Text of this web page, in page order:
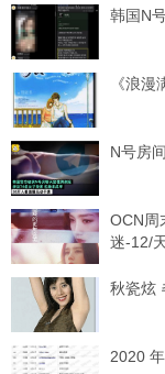
韩国N
《浪
N号房
OCN周
迷-12/
秋瓷炫
2020